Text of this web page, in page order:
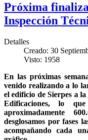
Próxima
Inspección
Detalles
Creado: 30
Visto: 1958
En las próximas
venido realizando a lo
el edificio de Sierpes a
Edificaciones, lo
aproximadamente
desglosamos por fases
acompañando cada